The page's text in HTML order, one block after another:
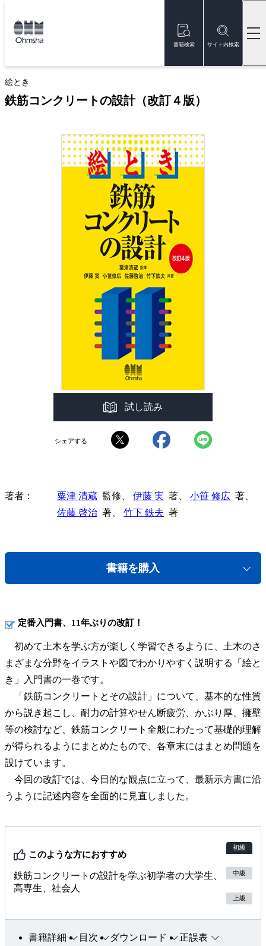
書籍検索 サイト内検索
トップ
絵とき
鉄筋コンクリートの設計（改訂４版）
試し読み
シェアする
著者 粟津 清蔵 監修、 伊藤 実 著、 小笹 修広 著、
佐藤 啓治 著、 竹下 鉄夫 著
書籍を購入
定番入門書、11年ぶりの改訂！
初めて土木を学ぶ方が楽しく学習できるように、土木のさ
まざまな分野をイラストや図でわかりやすく説明する「絵と
き」入門書の一巻です。
「鉄筋コンクリートとその設計」について、基本的な性質
から説き起こし、耐力の計算やせん断疲労、かぶり厚、擁壁
等の検討など、鉄筋コンクリート全般にわたって基礎的理解
が得られるようにまとめたもので、各章末にはまとめ問題を
設けています。
今回の改訂では、今日的な観点に立って、最新示方書に沿
うように記述内容を全面的に見直しました。
このような方におすすめ
鉄筋コンクリートの設計を学ぶ初学者の大学生、
高専生、社会人
初級
中級
上級
書籍詳細 目次 ダウンロード 正誤表